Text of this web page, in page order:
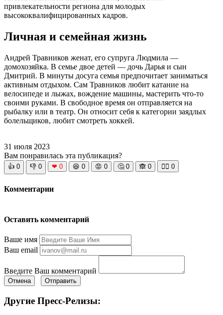
привлекательности региона для молодых
высококвалифицированных кадров.
Личная и семейная жизнь
Андрей Травников женат, его супруга Людмила —
домохозяйка. В семье двое детей — дочь Дарья и сын
Дмитрий. В минуты досуга семья предпочитает заниматься
активным отдыхом. Сам Травников любит катание на
велосипеде и лыжах, вождение машины, мастерить что-то
своими руками. В свободное время он отправляется на
рыбалку или в театр. Он относит себя к категории заядлых
болельщиков, любит смотреть хоккей.
31 июля 2023
Вам понравилась эта публикация?
👍 0 👎 0 ❤ 0 😆 0 😡 0 🤔 0 🙈 0 🧘‍♀️ 0
Комментарии
Оставить комментарий
Ваше имя
Ваш email
Введите Ваш комментарий
Отмена Отправить
Другие Пресс-Релизы: